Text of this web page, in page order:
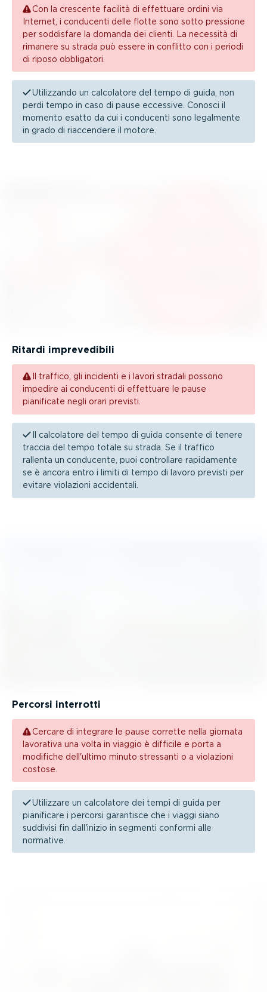
Con la crescente facilità di effettuare ordini via
Internet, i conducenti delle flotte sono sotto pressione
per soddisfare la domanda dei clienti. La necessità di
rimanere su strada può essere in conflitto con i periodi
di riposo obbligatori.
Utilizzando un calcolatore del tempo di guida, non
perdi tempo in caso di pause eccessive. Conosci il
momento esatto da cui i conducenti sono legalmente
in grado di riaccendere il motore.
Ritardi impre­ve­dibili
Il traffico, gli incidenti e i lavori stradali possono
impedire ai conducenti di effettuare le pause
pianificate negli orari previsti.
Il calcolatore del tempo di guida consente di tenere
traccia del tempo totale su strada. Se il traffico
rallenta un conducente, puoi controllare rapidamente
se è ancora entro i limiti di tempo di lavoro previsti per
evitare violazioni accidentali.
Percorsi interrotti
Cercare di integrare le pause corrette nella giornata
lavorativa una volta in viaggio è difficile e porta a
modifiche dell'ultimo minuto stressanti o a violazioni
costose.
Utilizzare un calcolatore dei tempi di guida per
pianificare i percorsi garantisce che i viaggi siano
suddivisi fin dall'inizio in segmenti conformi alle
normative.